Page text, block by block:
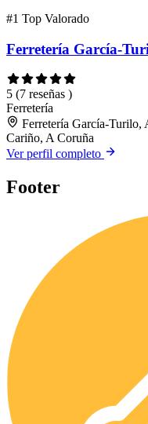
#1 Top Valorado
Ferretería García-
5 (7 reseñas )
Ferretería
Ferretería García-Turilo,
Cariño, A Coruña
Ver perfil completo
Footer